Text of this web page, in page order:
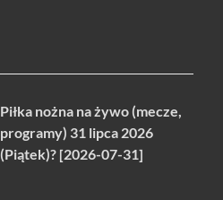
Piłka nożna na żywo (mecze,
programy) 31 lipca 2026
(Piątek)? [2026-07-31]